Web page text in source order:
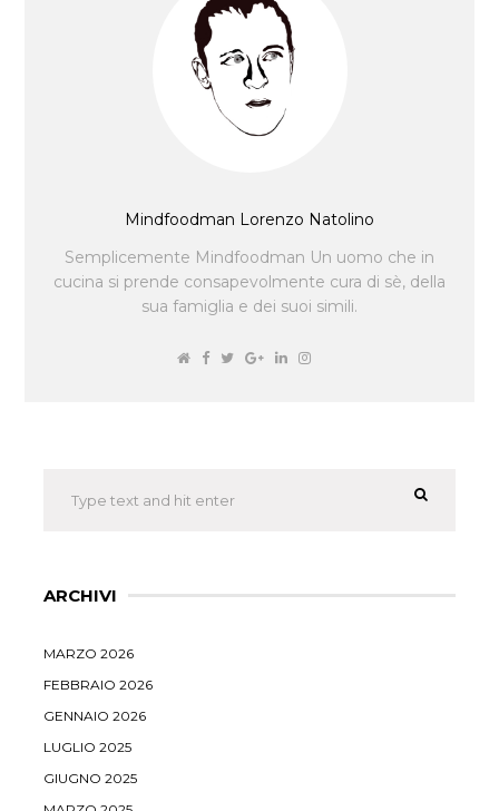
Mindfoodman Lorenzo Natolino
Semplicemente Mindfoodman Un uomo che in
cucina si prende consapevolmente cura di sè, della
sua famiglia e dei suoi simili.
ARCHIVI
MARZO 2026
FEBBRAIO 2026
GENNAIO 2026
LUGLIO 2025
GIUGNO 2025